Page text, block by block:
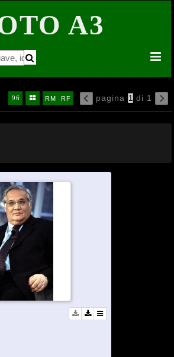
A3
 
pagina di 1
16
32
64
96 


RM RF